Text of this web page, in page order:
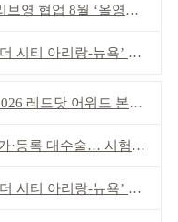
협업 8월 ‘올영픽’ 선정
티 아리랑-뉴욕’ 참여
드닷 어워드 본상 2개 수상
대수술… 시험자료 공용 허용
티 아리랑-뉴욕’ 참여